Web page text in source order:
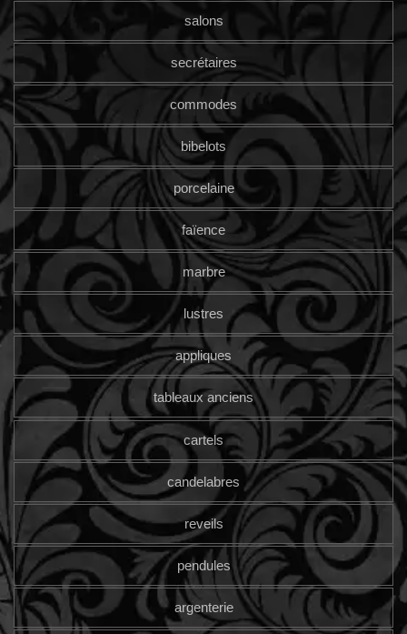
salons
secrétaires
commodes
bibelots
porcelaine
faïence
marbre
lustres
appliques
tableaux anciens
cartels
candelabres
reveils
pendules
argenterie